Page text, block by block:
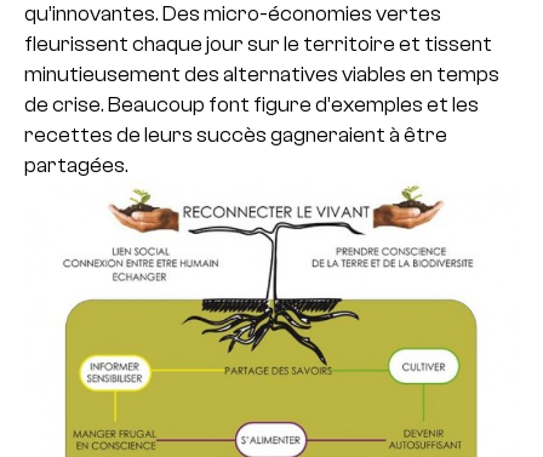
qu’innovantes. Des micro-économies vertes
fleurissent chaque jour sur le territoire et tissent
minutieusement des alternatives viables en temps
de crise. Beaucoup font figure d’exemples et les
recettes de leurs succès gagneraient à être
partagées.